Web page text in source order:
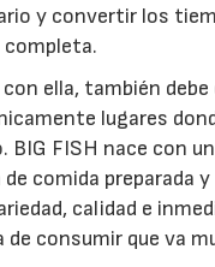
y convertir los
completa.
ella, también
lugares
BIG FISH nace con
de comida
calidad e
consumir que va